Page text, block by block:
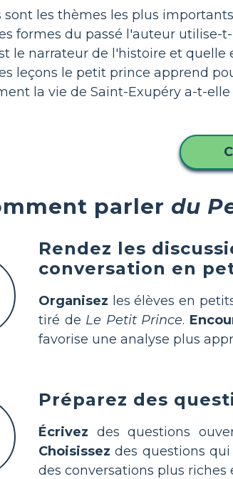
sont les thèmes les plus
formes du passé l'auteur utilise-
le narrateur de l'histoire et quelle
leçons le petit prince apprend
la vie de Saint-Exupéry a-t-
parler du
Rendez les
conversation en
Organisez les élèves en
tiré de Le Petit Prince.
favorise une analyse plus
Préparez des
Écrivez des questions
Choisissez des questions
des conversations plus riches